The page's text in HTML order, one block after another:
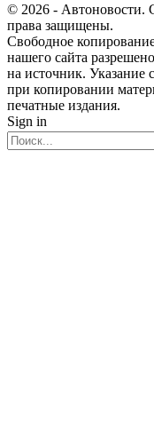
© 2026 - Автоновости.
права защищены.
Свободное
нашего сайта
на источник. Указание
при копировании
печатные издания.
Sign in